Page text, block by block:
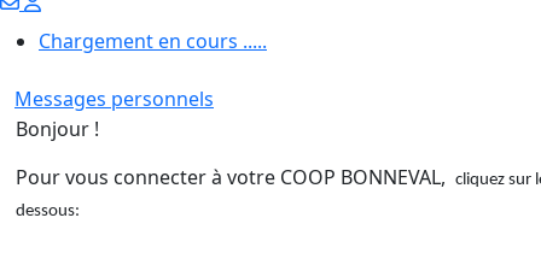
Chargement en cours .....
Messages personnels
Bonjour !
Pour vous connecter à votre COOP BONNEVAL, cliquez sur
dessous: